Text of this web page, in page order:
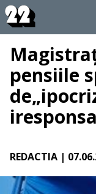
pensiile
REDACTIA |